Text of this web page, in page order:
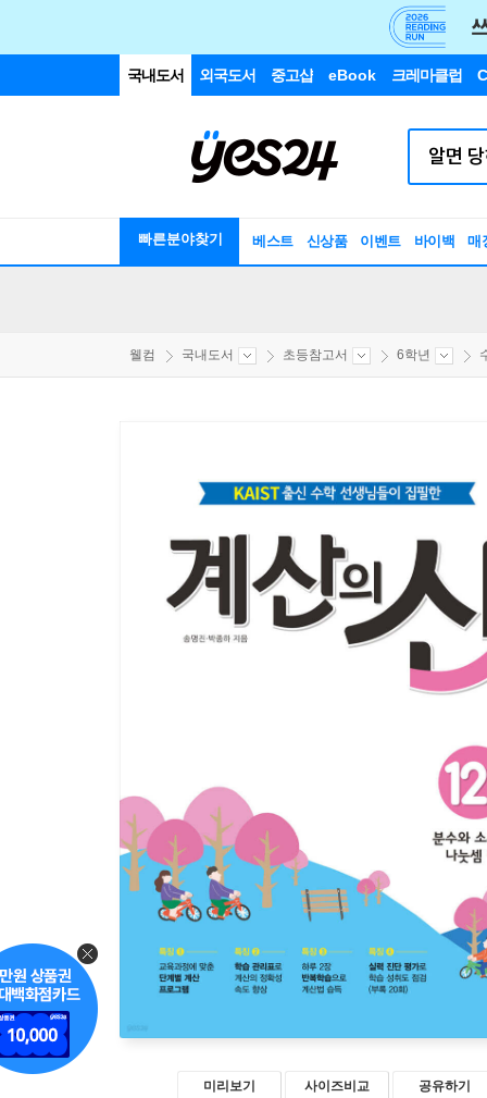
국내도서 외국도서 중고샵 eBook 크레마클럽
빠른분야찾기 베스트 신상품 이벤트 바이백 매
웰컴 국내도서 초등참고서 6학년
미리보기 사이즈비교 공유하기